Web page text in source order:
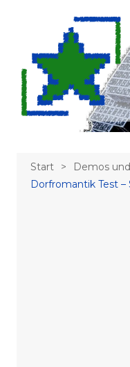
Start Demos
Dorfromantik Test –